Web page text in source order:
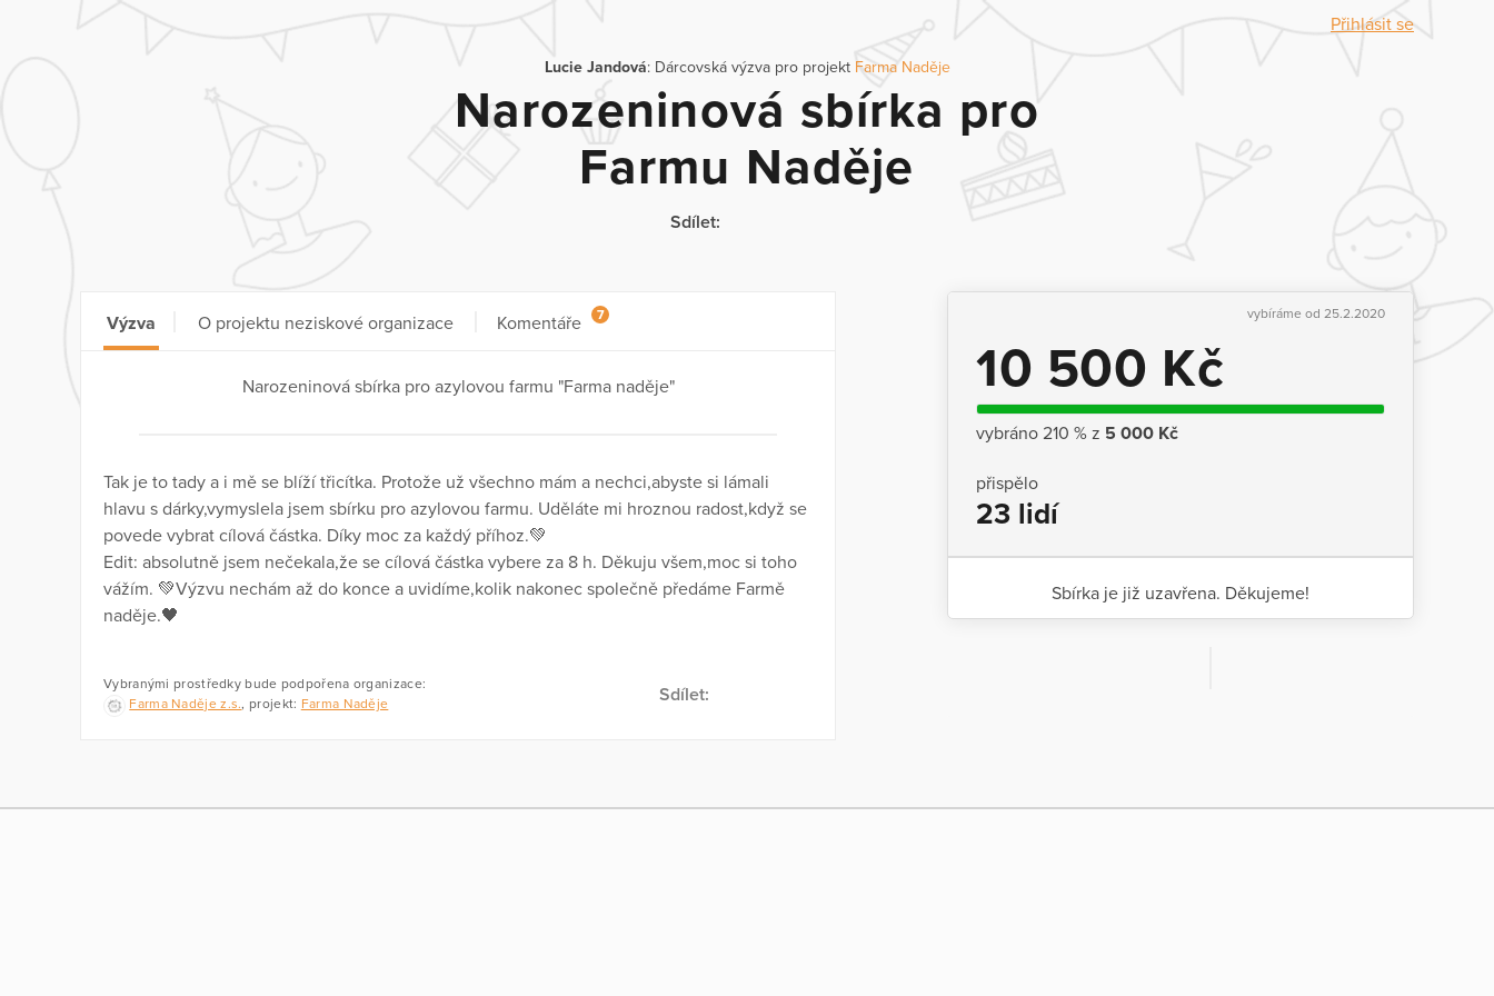
Přihlásit se
Lucie Jandová: Dárcovská výzva pro projekt Farma Naděje
Narozeninová sbírka pro
Farmu Naděje
Sdílet:
vybíráme od 25.2.2020
10 500 Kč
vybráno 210 % z 5 000 Kč
přispělo
23 lidí
Sbírka je již uzavřena. Děkujeme!
Výzva O projektu neziskové organizace Komentáře 7
Narozeninová sbírka pro azylovou farmu "Farma naděje"
Tak je to tady a i mě se blíží třicítka. Protože už všechno mám a nechci,abyste si lámali
hlavu s dárky,vymyslela jsem sbírku pro azylovou farmu. Uděláte mi hroznou radost,když se
povede vybrat cílová částka. Díky moc za každý příhoz.💚
Edit: absolutně jsem nečekala,že se cílová částka vybere za 8 h. Děkuju všem,moc si toho
vážím. 💚Výzvu nechám až do konce a uvidíme,kolik nakonec společně předáme Farmě
naděje.🖤
Vybranými prostředky bude podpořena organizace:
Farma Naděje z.s., projekt: Farma Naděje Sdílet: